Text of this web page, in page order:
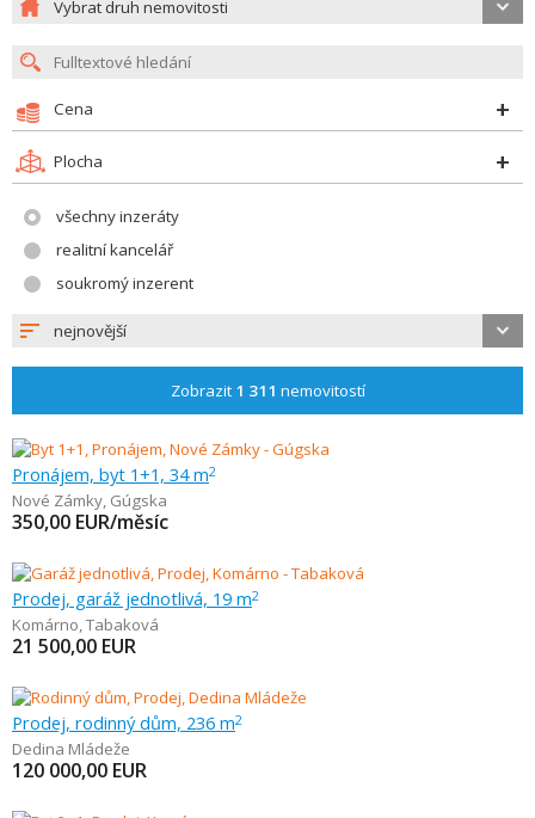
Vybrat druh nemovitosti
Cena
Plocha
všechny inzeráty
realitní kancelář
soukromý inzerent
nejnovější
Zobrazit 1 311 nemovitostí
Pronájem, byt 1+1, 34 m2
Nové Zámky, Gúgska
350,00 EUR/měsíc
Prodej, garáž jednotlivá, 19 m2
Komárno,Tabaková
21 500,00 EUR
Prodej, rodinný dům, 236 m2
Dedina Mládeže
120 000,00 EUR